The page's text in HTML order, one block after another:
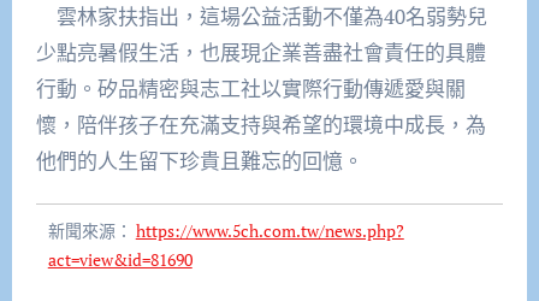
雲林家扶指出，這場公益活動不僅為40名弱勢兒
少點亮暑假生活，也展現企業善盡社會責任的具體
行動。矽品精密與志工社以實際行動傳遞愛與關
懷，陪伴孩子在充滿支持與希望的環境中成長，為
他們的人生留下珍貴且難忘的回憶。
新聞來源： https://www.5ch.com.tw/news.php?
act=view&id=81690